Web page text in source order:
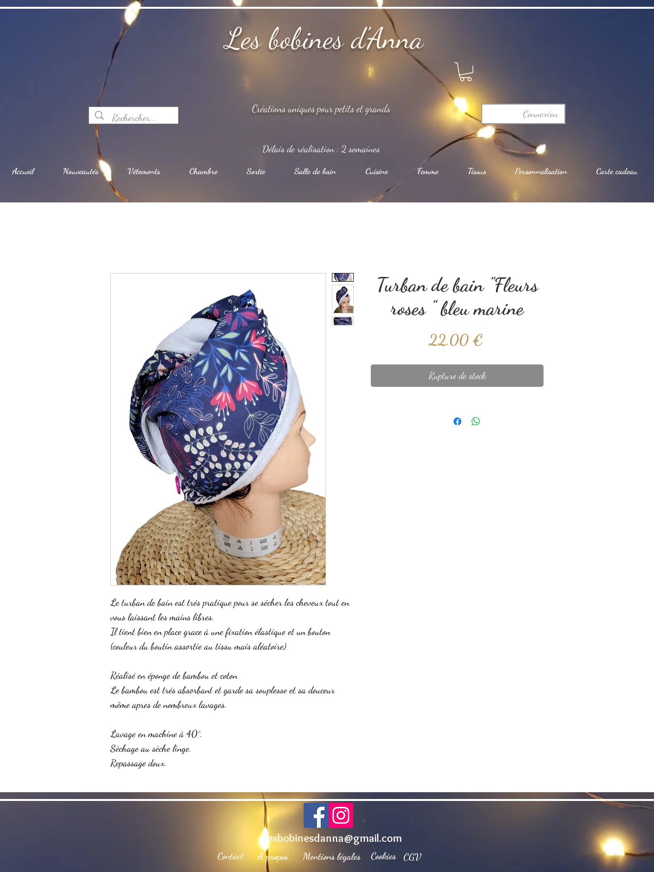
Les bobines d'Anna
Créations uniques pour petits et grands Connexion
Délais de réalisation : 2 semaines
Accueil Nouveautés Vêtements Chambre Sortie Salle de bain Cuisine Femme Tissus Personnalisation Carte cadeau
Le turban de bain est trés pratique pour se sécher les cheveux tout en
vous laissant les mains libres.
Il tient bien en place grace à une fixation élastique et un bouton
(couleur du boutin assortie au tissu mais aléatoire)
Réalisé en éponge de bambou et coton
Le bambou est trés absorbant et garde sa souplesse et sa douceur
même apres de nombreux lavages.
Lavage en machine à 40°.
Sèchage au sèche linge.
Repassage doux.
Turban de bain "Fleurs
roses " bleu marine
22,00 €
Rupture de stock
lesbobinesdanna@gmail.com
Contact A propos CGV
Mentions légales Cookies